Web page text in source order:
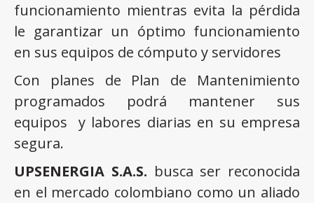
funcionamiento mientras evita la pérdida
le garantizar un óptimo funcionamiento
en sus equipos de cómputo y servidores
Con planes de Plan de Mantenimiento
programados podrá mantener sus
equipos y labores diarias en su empresa
segura.
UPSENERGIA S.A.S. busca ser reconocida
en el mercado colombiano como un aliado